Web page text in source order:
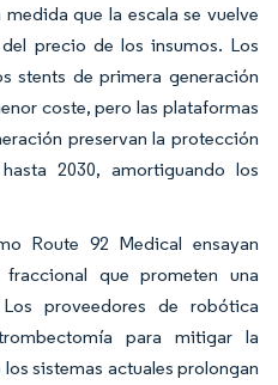
que la escala se vuelve
precio de los insumos. Los
stents de primera generación
coste, pero las plataformas
preservan la protección
2030, amortiguando los
Route 92 Medical ensayan
que prometen una
proveedores de robótica
para mitigar la
sistemas actuales prolongan